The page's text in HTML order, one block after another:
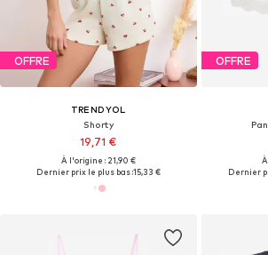
OFFRE
TRENDYOL
Shorty
19,71 €
À l'origine : 21,90 €
Dernier prix le plus bas :15,33 €
OFFRE
Dernier